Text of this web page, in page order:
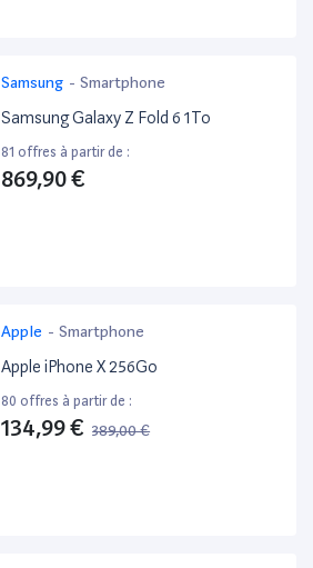
Samsung - Smartphone
Samsung Galaxy Z Fold 6 1To
81 offres à partir de :
869,90 €
Apple - Smartphone
Apple iPhone X 256Go
80 offres à partir de :
134,99 € 389,00 €